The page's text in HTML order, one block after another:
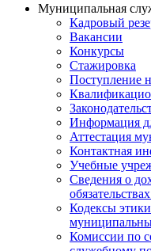
Муниципальная
Кадровый
Вакансии
Конкурсы
Стажировка
Поступление
Информация
Аттестация
Контактная
Учебные
Сведения о
Кодексы
Комиссии по